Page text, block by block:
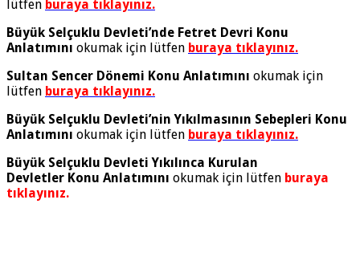
lütfen buraya tıklayınız.
Büyük Selçuklu Devleti’nde Fetret Devri Konu
Anlatımını okumak için lütfen buraya tıklayınız.
Sultan Sencer Dönemi Konu Anlatımını okumak için
lütfen buraya tıklayınız.
Büyük Selçuklu Devleti’nin Yıkılmasının Sebepleri Konu
Anlatımını okumak için lütfen buraya tıklayınız.
Büyük Selçuklu Devleti Yıkılınca Kurulan
Devletler Konu Anlatımını okumak için lütfen buraya
tıklayınız.